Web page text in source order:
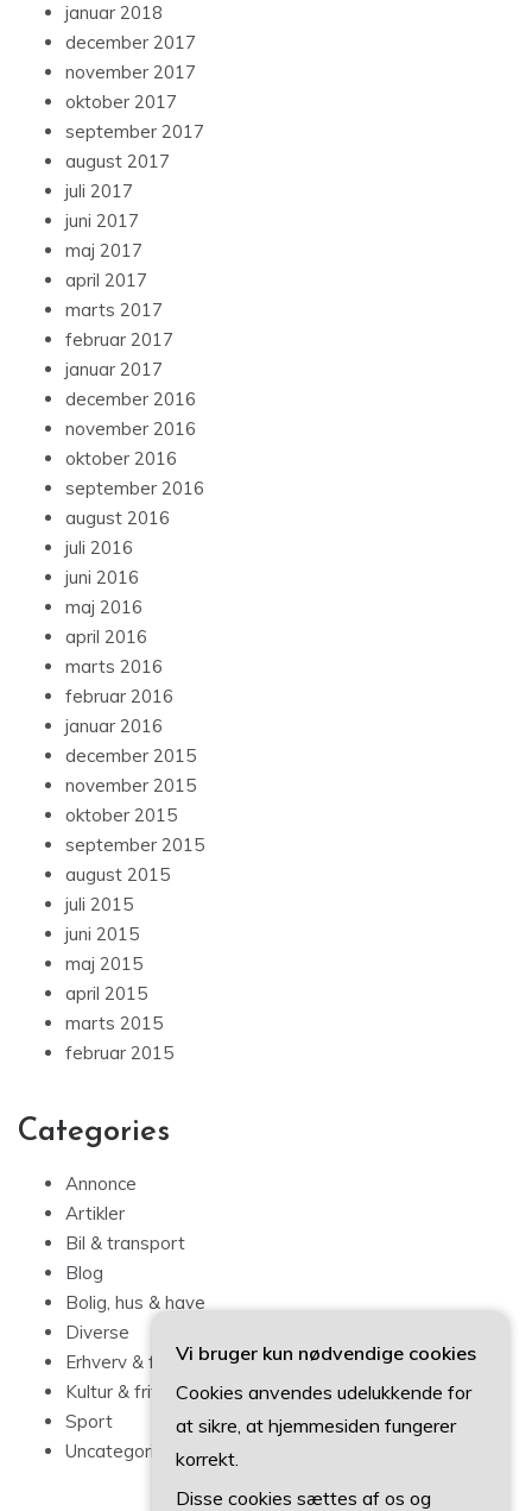
januar 2018
december 2017
november 2017
oktober 2017
september 2017
august 2017
juli 2017
juni 2017
maj 2017
april 2017
marts 2017
februar 2017
januar 2017
december 2016
november 2016
oktober 2016
september 2016
august 2016
juli 2016
juni 2016
maj 2016
april 2016
marts 2016
februar 2016
januar 2016
december 2015
november 2015
oktober 2015
september 2015
august 2015
juli 2015
juni 2015
maj 2015
april 2015
marts 2015
februar 2015
Categories
Annonce
Artikler
Bil & transport
Blog
Bolig, hus & have
Diverse
Erhverv & forbrug
Kultur & fritid
Sport
Uncategorized
Vi bruger kun nødvendige cookies
Cookies anvendes udelukkende for
at sikre, at hjemmesiden fungerer
korrekt.
Disse cookies sættes af os og